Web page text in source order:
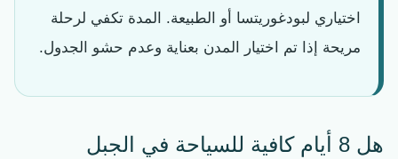
اختياري لبودغوريتسا أو الطبيعة. المدة تكفي لرحلة
مريحة إذا تم اختيار المدن بعناية وعدم حشو الجدول.
هل 8 أيام كافية للسياحة في الجبل